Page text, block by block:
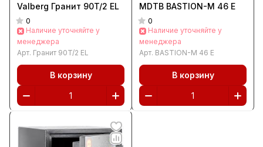
Valberg Гранит 90T/2 EL
0
Наличие уточняйте у
менеджера
Арт. Гранит 90T/2 EL
В корзину
MDTB BASTION-M 46 E
0
Наличие уточняйте у
менеджера
Арт. BASTION-M 46 E
В корзину